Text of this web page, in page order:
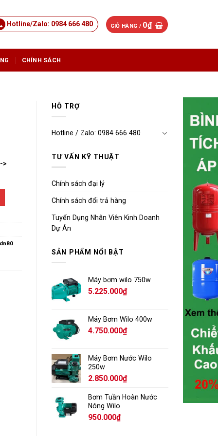
Hotline/Zalo: 0984 666 480 GIỎ HÀNG / 0₫
CHÍNH SÁCH
HỖ TRỢ
Hotline / Zalo: 0984 666 480
TƯ VẤN KỸ THUẬT
Chính sách đại lý
Chính sách đổi trả hàng
Tuyển Dụng Nhân Viên Kinh Doanh
Dự Án
SẢN PHẨM NỔI BẬT
Máy bơm wilo 750w
5.225.000₫
Máy Bơm Wilo 400w
4.750.000₫
Máy Bơm Nước Wilo
250w
2.850.000₫
Bơm Tuần Hoàn Nước
Nóng Wilo
950.000₫
>